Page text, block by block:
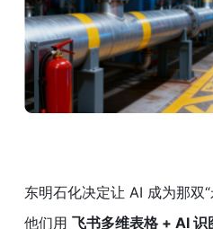
东明石化决定让 AI 成为那双“
他们用 飞书多维表格 + AI 识